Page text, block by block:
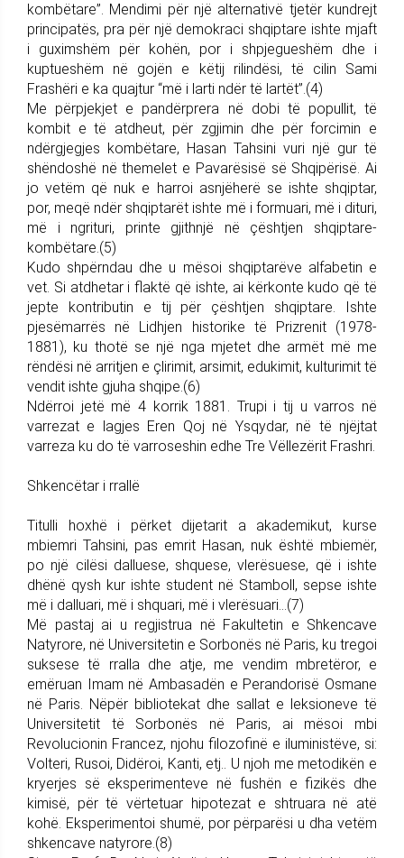
kombëtare”. Mendimi për një alternativë tjetër kundrejt
principatës, pra për një demokraci shqiptare ishte mjaft
i guximshëm për kohën, por i shpjegueshëm dhe i
kuptueshëm në gojën e këtij rilindësi, të cilin Sami
Frashëri e ka quajtur “më i larti ndër të lartët”.(4)
Me përpjekjet e pandërprera në dobi të popullit, të
kombit e të atdheut, për zgjimin dhe për forcimin e
ndërgjegjes kombëtare, Hasan Tahsini vuri një gur të
shëndoshë në themelet e Pavarësisë së Shqipërisë. Ai
jo vetëm që nuk e harroi asnjëherë se ishte shqiptar,
por, meqë ndër shqiptarët ishte më i formuari, më i dituri,
më i ngrituri, printe gjithnjë në çështjen shqiptare-
kombëtare.(5)
Kudo shpërndau dhe u mësoi shqiptarëve alfabetin e
vet. Si atdhetar i flaktë që ishte, ai kërkonte kudo që të
jepte kontributin e tij për çështjen shqiptare. Ishte
pjesëmarrës në Lidhjen historike të Prizrenit (1978-
1881), ku thotë se një nga mjetet dhe armët më me
rëndësi në arritjen e çlirimit, arsimit, edukimit, kulturimit të
vendit ishte gjuha shqipe.(6)
Ndërroi jetë më 4 korrik 1881. Trupi i tij u varros në
varrezat e lagjes Eren Qoj në Ysqydar, në të njëjtat
varreza ku do të varroseshin edhe Tre Vëllezërit Frashri.
Shkencëtar i rrallë
Titulli hoxhë i përket dijetarit a akademikut, kurse
mbiemri Tahsini, pas emrit Hasan, nuk është mbiemër,
po një cilësi dalluese, shquese, vlerësuese, që i ishte
dhënë qysh kur ishte student në Stamboll, sepse ishte
më i dalluari, më i shquari, më i vlerësuari…(7)
Më pastaj ai u regjistrua në Fakultetin e Shkencave
Natyrore, në Universitetin e Sorbonës në Paris, ku tregoi
suksese të rralla dhe atje, me vendim mbretëror, e
emëruan Imam në Ambasadën e Perandorisë Osmane
në Paris. Nëpër bibliotekat dhe sallat e leksioneve të
Universitetit të Sorbonës në Paris, ai mësoi mbi
Revolucionin Francez, njohu filozofinë e iluministëve, si:
Volteri, Rusoi, Didëroi, Kanti, etj.. U njoh me metodikën e
kryerjes së eksperimenteve në fushën e fizikës dhe
kimisë, për të vërtetuar hipotezat e shtruara në atë
kohë. Eksperimentoi shumë, por përparësi u dha vetëm
shkencave natyrore.(8)